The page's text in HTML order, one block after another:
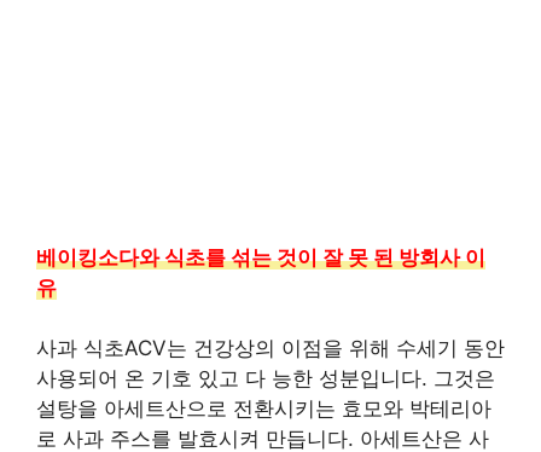
베이킹소다와 식초를 섞는 것이 잘 못 된 방회사 이
유
사과 식초ACV는 건강상의 이점을 위해 수세기 동안
사용되어 온 기호 있고 다 능한 성분입니다. 그것은
설탕을 아세트산으로 전환시키는 효모와 박테리아
로 사과 주스를 발효시켜 만듭니다. 아세트산은 사